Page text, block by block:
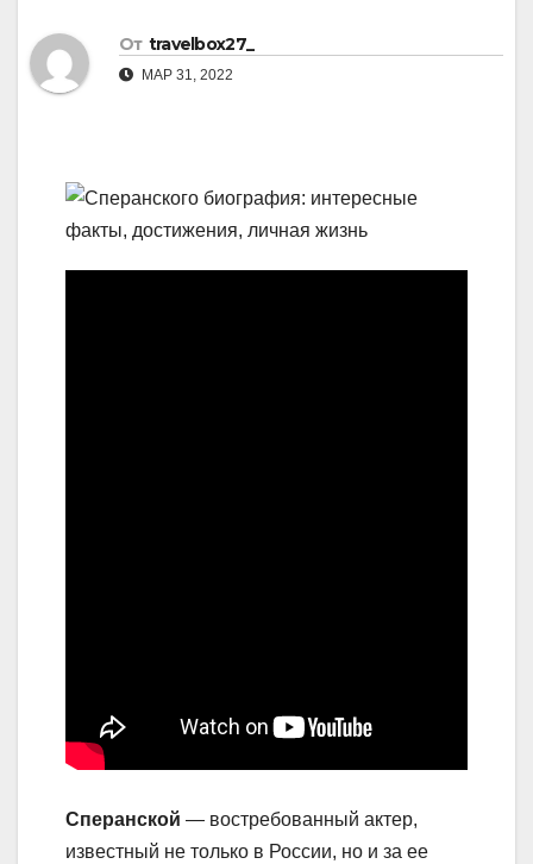
От travelbox27_
МАР 31, 2022
Сперанской — востребованный актер,
известный не только в России, но и за ее